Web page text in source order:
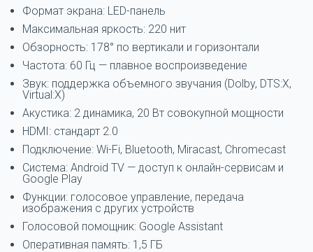
Формат экрана: LED-панель
Максимальная яркость: 220 нит
Обзорность: 178° по вертикали и горизонтали
Частота: 60 Гц — плавное воспроизведение
Звук: поддержка объемного звучания (Dolby, DTS:X,
Virtual:X)
Акустика: 2 динамика, 20 Вт совокупной мощности
HDMI: стандарт 2.0
Подключение: Wi-Fi, Bluetooth, Miracast, Chromecast
Система: Android TV — доступ к онлайн-сервисам и
Google Play
Функции: голосовое управление, передача
изображения с других устройств
Голосовой помощник: Google Assistant
Оперативная память: 1,5 ГБ